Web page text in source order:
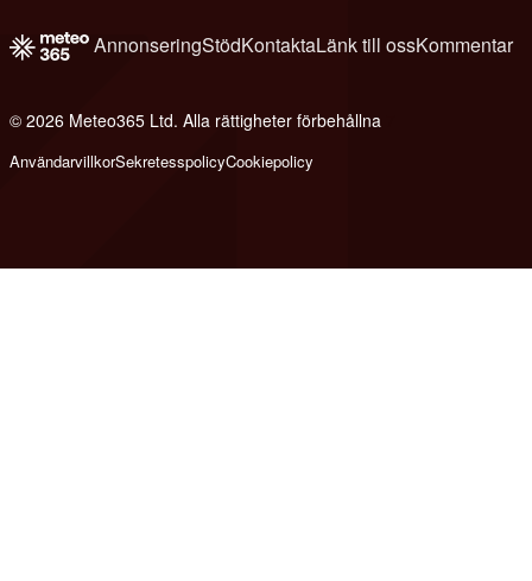
AnnonseringStödKontaktaLänk till ossKommentar
© 2026 Meteo365 Ltd. Alla rättigheter förbehållna
AnvändarvillkorSekretesspolicyCookiepolicy